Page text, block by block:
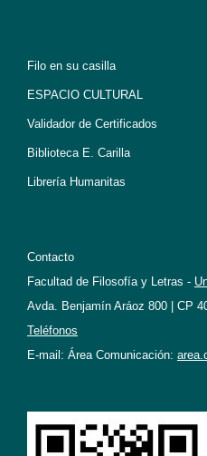
Filo en su casilla
ESPACIO CULTURAL
Validador de Certificados
Biblioteca E. Carilla
Librería Humanitas
Contacto
Facultad de Filosofía y Letras -
Avda. Benjamín Aráoz 800 | CP
Teléfonos
E-mail: Área Comunicación: